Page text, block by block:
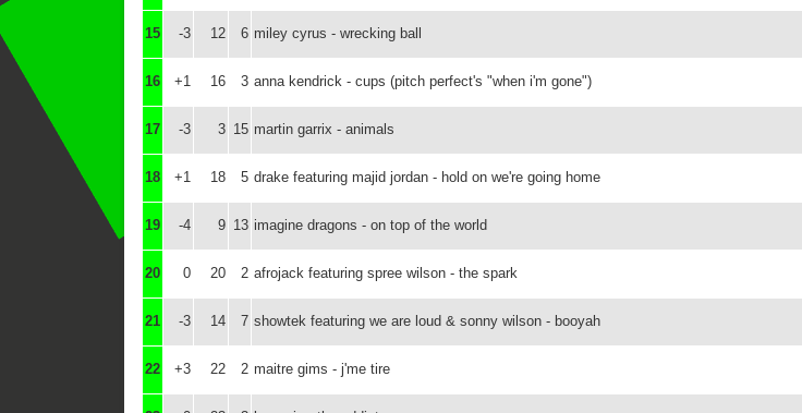
15 -3 12 6 miley cyrus - wrecking ball
16 +1 16 3 anna kendrick - cups (pitch perfect's "when i'm gone")
17 -3 3 15 martin garrix - animals
18 +1 18 5 drake featuring majid jordan - hold on we're going home
19 -4 9 13 imagine dragons - on top of the world
20 0 20 2 afrojack featuring spree wilson - the spark
21 -3 14 7 showtek featuring we are loud & sonny wilson - booyah
22 +3 22 2 maitre gims - j'me tire